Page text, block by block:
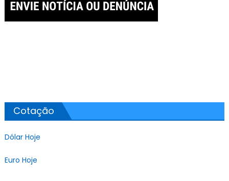
Cotação
Dólar Hoje
Euro Hoje